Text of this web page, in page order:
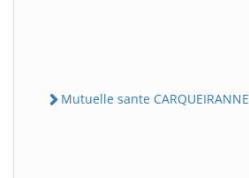
Mutuelle sante CARQUEIRANNE